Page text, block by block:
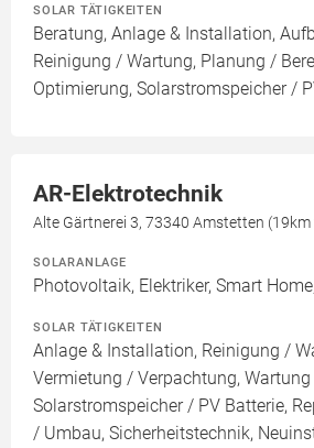
SOLAR TÄTIGKEITEN
Beratung, Anlage & Installation,
Reinigung / Wartung, Planung /
Optimierung, Solarstromspeicher /
AR-Elektrotechnik
Alte Gärtnerei 3, 73340 Amstetten
SOLARANLAGE
Photovoltaik, Elektriker, Smart
SOLAR TÄTIGKEITEN
Anlage & Installation, Reinigung /
Vermietung / Verpachtung,
Solarstromspeicher / PV Batterie,
/ Umbau, Sicherheitstechnik,